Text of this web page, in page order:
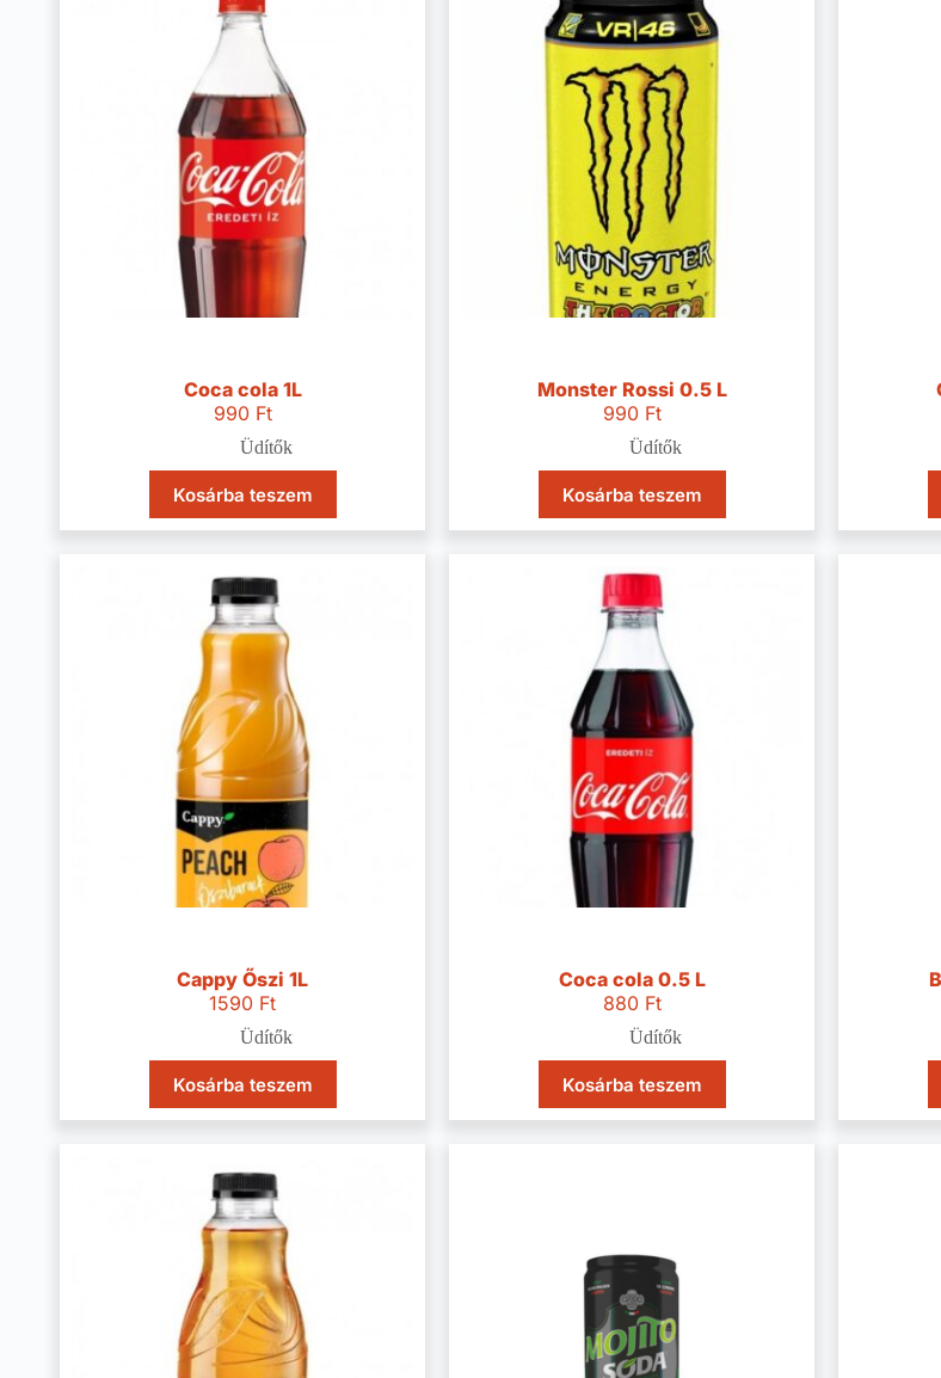
Coca cola 1L
990 Ft
Üdítők
Kosárba teszem
Monster Rossi 0.5 L
990 Ft
Üdítők
Kosárba teszem
Cappy Őszi 1L
1590 Ft
Üdítők
Kosárba teszem
Coca cola 0.5 L
880 Ft
Üdítők
Kosárba teszem